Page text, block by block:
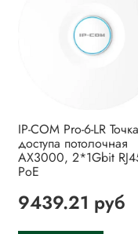
IP-COM Pro-6-LR Точка
доступа потолочная
AX3000, 2*1Gbit
PoE
9439.21 руб